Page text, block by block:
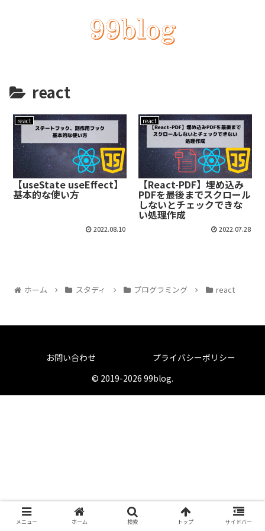
react
react
【useState useEffect】
基本的な使い方
2022.08.10
react
【React-PDF】埋め込み
PDFを最後までスクロール
しないとチェックできな
い処理作成
2022.07.28
ホーム スタディ プログラミング react
お問い合わせ
プライバシーポリシー
© 2019-2026 99blog.
メニュー ホーム 検索 トップ サイドバー